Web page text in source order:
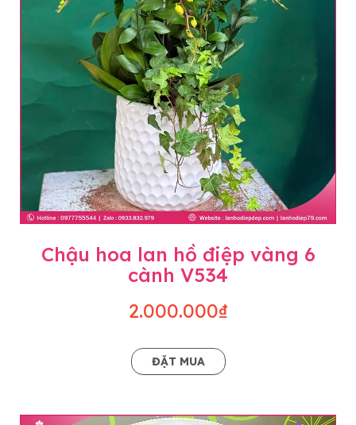
Chậu hoa lan hồ điệp vàng 6
cành V534
2.000.000₫
ĐẶT MUA